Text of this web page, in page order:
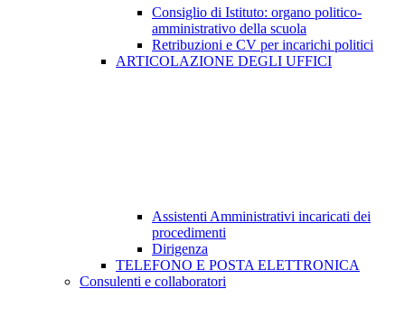
Consiglio di Istituto: organo politico-
amministrativo della scuola
Retribuzioni e CV per incarichi politici
ARTICOLAZIONE DEGLI UFFICI
Assistenti Amministrativi incaricati dei
procedimenti
Dirigenza
TELEFONO E POSTA ELETTRONICA
Consulenti e collaboratori